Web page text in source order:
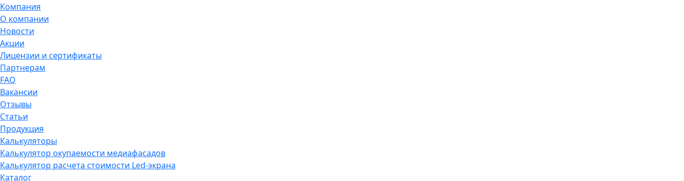
Компания
О компании
Новости
Акции
Лицензии и сертификаты
Партнерам
FAQ
Вакансии
Отзывы
Статьи
Продукция
Калькуляторы
Калькулятор окупаемости медиафасадов
Калькулятор расчета стоимости Led-экрана
Каталог